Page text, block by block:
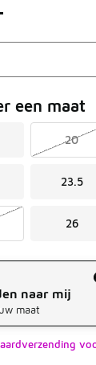
een maat
20
23.5
26
naar mij
maat